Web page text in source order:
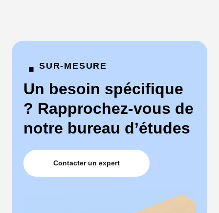
· SUR-MESURE
Un besoin spécifique
? Rapprochez-vous de
notre bureau d’études
Contacter un expert